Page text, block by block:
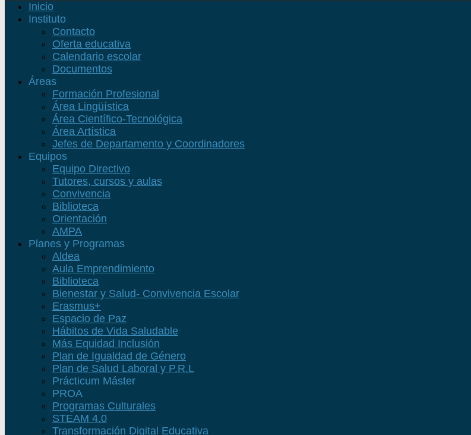
Inicio
Instituto
Contacto
Oferta educativa
Calendario escolar
Documentos
Áreas
Formación Profesional
Área Lingüística
Área Científico-Tecnológica
Área Artística
Jefes de Departamento y Coordinadores
Equipos
Equipo Directivo
Tutores, cursos y aulas
Convivencia
Biblioteca
Orientación
AMPA
Planes y Programas
Aldea
Aula Emprendimiento
Biblioteca
Bienestar y Salud- Convivencia Escolar
Erasmus+
Espacio de Paz
Hábitos de Vida Saludable
Más Equidad Inclusión
Plan de Igualdad de Género
Plan de Salud Laboral y P.R.L
Prácticum Máster
PROA
Programas Culturales
STEAM 4.0
Transformación Digital Educativa